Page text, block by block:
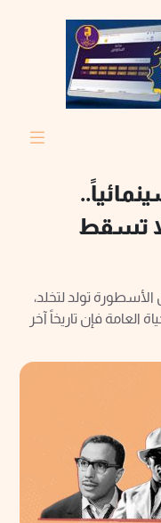
تسقط
أن الأسطورة تولد لتخلد،
فإن تاريخاً آخر